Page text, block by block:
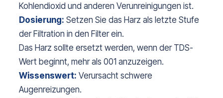
Kohlendioxid und anderen Verunreinigungen ist.
Dosierung: Setzen Sie das Harz als letzte Stufe
der Filtration in den Filter ein.
Das Harz sollte ersetzt werden, wenn der TDS-
Wert beginnt, mehr als 001 anzuzeigen.
Wissenswert: Verursacht schwere
Augenreizungen.